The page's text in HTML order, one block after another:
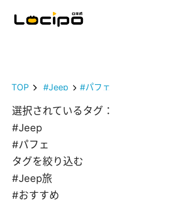
TOP #Jeep #パフェ
選択されているタグ：
#Jeep
#パフェ
タグを絞り込む
#Jeep旅
#おすすめ